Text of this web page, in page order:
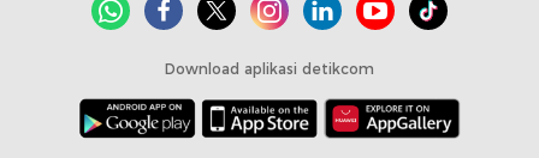
Download aplikasi detikcom